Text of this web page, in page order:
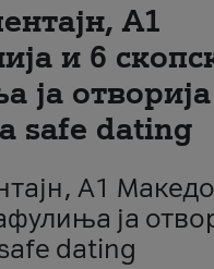
A1
и 6
ја отворија
safe dating
A1
ја
dating